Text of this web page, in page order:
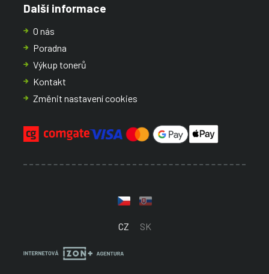
Další informace
O nás
Poradna
Výkup tonerů
Kontakt
Změnit nastavení cookies
CZ SK